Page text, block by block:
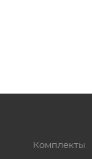
пробы,
Комплекты